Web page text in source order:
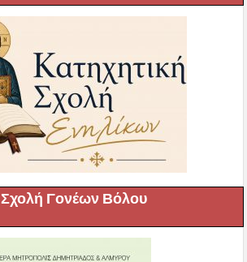
Σχολή Γονέων Βόλου